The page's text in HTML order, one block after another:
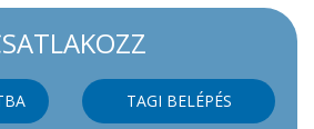
TAGI BELÉPÉS